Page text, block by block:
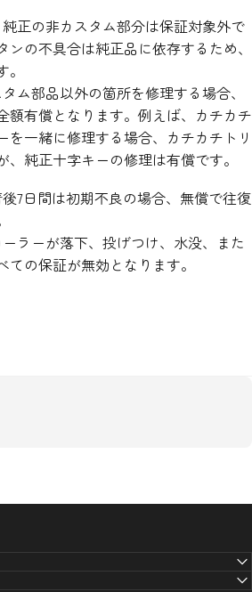
純正の非カスタム部分は保証対象外で
の不具合は純正品に依存するため、
ム部品以外の箇所を修理する場合、
額有償となります。例えば、カチカチ
を一緒に修理する場合、カチカチトリ
、純正十字キーの修理は有償です。
7日間は初期不良の場合、無償で往復
ラーが落下、投げつけ、水没、また
の保証が無効となります。